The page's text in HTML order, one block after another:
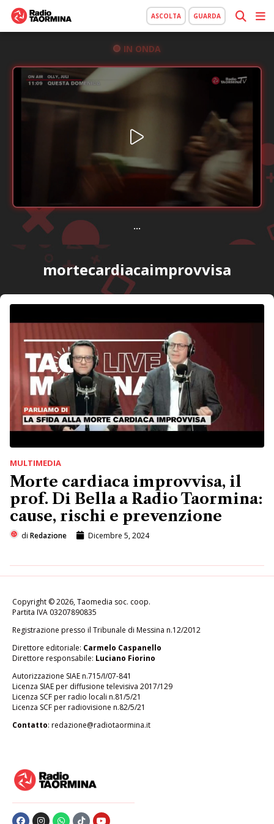
ASCOLTA GUARDA
IN ONDA
...
mortecardiacaimprovvisa
MULTIMEDIA
Morte cardiaca improvvisa, il
prof. Di Bella a Radio Taormina:
cause, rischi e prevenzione
di Redazione Dicembre 5, 2024
Copyright © 2026, Taomedia soc. coop.
Partita IVA 03207890835
Registrazione presso il Tribunale di Messina n.12/2012
Direttore editoriale: Carmelo Caspanello
Direttore responsabile: Luciano Fiorino
Autorizzazione SIAE n.715/I/07-841
Licenza SIAE per diffusione televisiva 2017/129
Licenza SCF per radio locali n.81/5/21
Licenza SCF per radiovisione n.82/5/21
Contatto: redazione@radiotaormina.it